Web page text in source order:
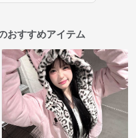
おすすめアイテム